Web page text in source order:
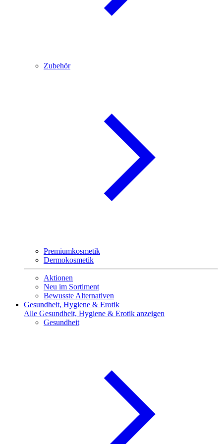
Zubehör
Premiumkosmetik
Dermokosmetik
Aktionen
Neu im Sortiment
Bewusste Alternativen
Gesundheit, Hygiene & Erotik
Alle Gesundheit, Hygiene & Erotik anzeigen
Gesundheit